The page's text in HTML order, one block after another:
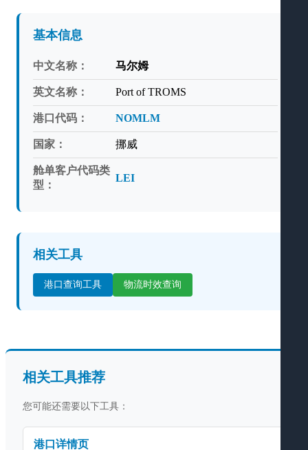
基本信息
中文名称： 马尔姆
英文名称： Port of TROMS
港口代码： NOMLM
国家： 挪威
舱单客户代码类
型：
LEI
相关工具
港口查询工具 物流时效查询
相关工具推荐
您可能还需要以下工具：
港口详情页